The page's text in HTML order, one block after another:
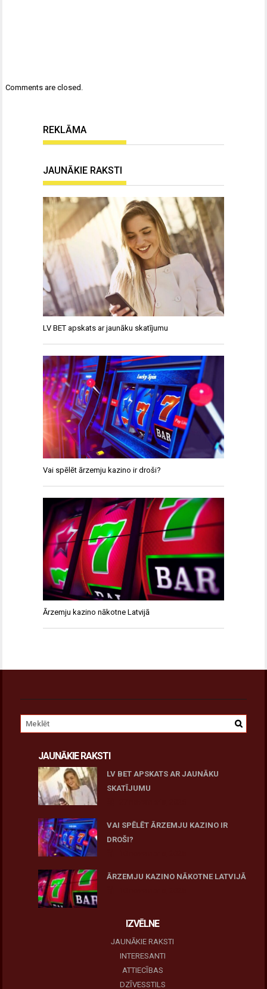
Comments are closed.
REKLĀMA
JAUNĀKIE RAKSTI
LV BET apskats ar jaunāku skatījumu
Vai spēlēt ārzemju kazino ir droši?
Ārzemju kazino nākotne Latvijā
JAUNĀKIE RAKSTI
LV BET APSKATS AR JAUNĀKU
SKATĪJUMU
VAI SPĒLĒT ĀRZEMJU KAZINO IR
DROŠI?
ĀRZEMJU KAZINO NĀKOTNE LATVIJĀ
IZVĒLNE
JAUNĀKIE RAKSTI
INTERESANTI
ATTIECĪBAS
DZĪVESSTILS